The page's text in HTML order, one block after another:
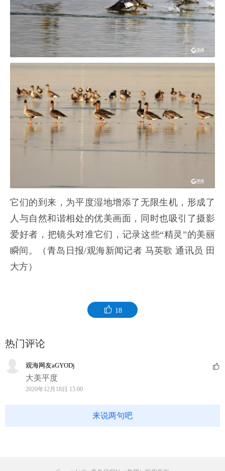
它们的到来，为平度湿地增添了无限生机，形成了
人与自然和谐相处的优美画面，同时也吸引了摄影
爱好者，把镜头对准它们，记录这些“精灵”的美丽
瞬间。（青岛日报/观海新闻记者 马英歌 通讯员 田
大方）
18
热门评论
观海网友aGYODj
大美平度
2020年12月18日 15:00
来说两句吧